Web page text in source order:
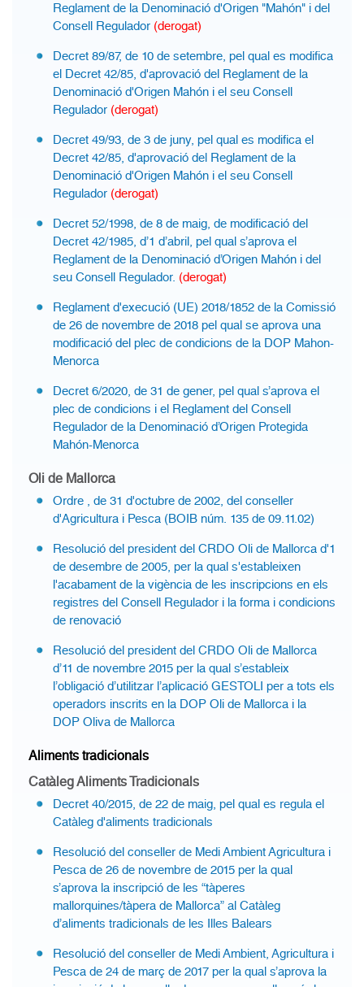
Reglament de la Denominació d'Origen "Mahón" i del
Consell Regulador (derogat)
Decret 89/87, de 10 de setembre, pel qual es modifica
el Decret 42/85, d'aprovació del Reglament de la
Denominació d'Origen Mahón i el seu Consell
Regulador (derogat)
Decret 49/93, de 3 de juny, pel qual es modifica el
Decret 42/85, d'aprovació del Reglament de la
Denominació d'Origen Mahón i el seu Consell
Regulador (derogat)
Decret 52/1998, de 8 de maig, de modificació del
Decret 42/1985, d’1 d’abril, pel qual s’aprova el
Reglament de la Denominació d’Origen Mahón i del
seu Consell Regulador. (derogat)
Reglament d'execució (UE) 2018/1852 de la Comissió
de 26 de novembre de 2018 pel qual se aprova una
modificació del plec de condicions de la DOP Mahon-
Menorca
Decret 6/2020, de 31 de gener, pel qual s’aprova el
plec de condicions i el Reglament del Consell
Regulador de la Denominació d’Origen Protegida
Mahón-Menorca
Oli de Mallorca
Ordre , de 31 d'octubre de 2002, del conseller
d'Agricultura i Pesca (BOIB núm. 135 de 09.11.02)
Resolució del president del CRDO Oli de Mallorca d'1
de desembre de 2005, per la qual s'estableixen
l'acabament de la vigència de les inscripcions en els
registres del Consell Regulador i la forma i condicions
de renovació
Resolució del president del CRDO Oli de Mallorca
d’11 de novembre 2015 per la qual s’estableix
l’obligació d’utilitzar l’aplicació GESTOLI per a tots els
operadors inscrits en la DOP Oli de Mallorca i la
DOP Oliva de Mallorca
Aliments tradicionals
Catàleg Aliments Tradicionals
Decret 40/2015, de 22 de maig, pel qual es regula el
Catàleg d'aliments tradicionals
Resolució del conseller de Medi Ambient Agricultura i
Pesca de 26 de novembre de 2015 per la qual
s’aprova la inscripció de les “tàperes
mallorquines/tàpera de Mallorca” al Catàleg
d’aliments tradicionals de les Illes Balears
Resolució del conseller de Medi Ambient, Agricultura i
Pesca de 24 de març de 2017 per la qual s’aprova la